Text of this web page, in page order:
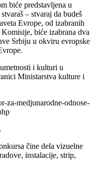
biće predstavljena u
– stvaraj da budeš
Evrope, od izabranih
biće izabrana dva
Srbiju u okviru evropske
i kulturi u
Ministarstva kulture i
za-medjunarodne-odnose-
čine dela vizuelne
instalacije, strip,